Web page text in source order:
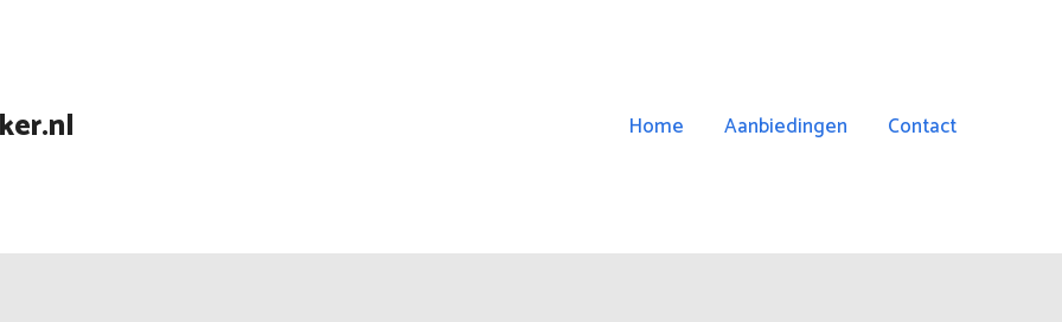
Home Aanbiedingen Contact